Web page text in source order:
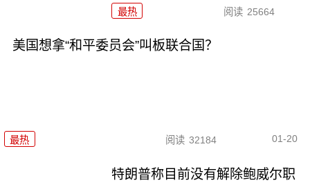
最热 阅读 25664
美国想拿“和平委员会”叫板联合国？
最热 阅读 32184 01-20
特朗普称目前没有解除鲍威尔职